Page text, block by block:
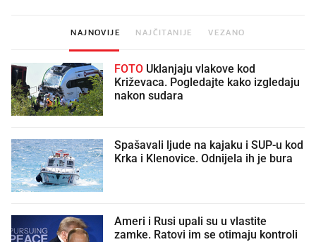
NAJNOVIJE NAJČITANIJE VEZANO
FOTO
Križevaca. Pogledajte kako izgledaju
nakon sudara
Spašavali ljude na kajaku i SUP-u kod
Krka i Klenovice. Odnijela ih je bura
Ameri i Rusi upali su u vlastite
zamke. Ratovi im se otimaju kontroli